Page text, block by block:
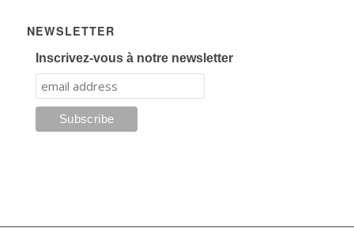
NEWSLETTER
Inscrivez-vous à notre newsletter